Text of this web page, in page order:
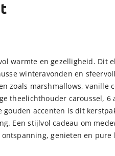
warmte en gezelligheid. Dit
winteravonden en
zoals marshmallows, vanille
theelichthouder caroussel, 6
accenten is dit
Een stijlvol cadeau om
genieten en pure